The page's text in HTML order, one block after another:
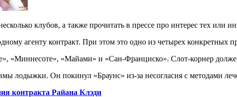
клубов, а также прочитать в прессе про интерес тех или
агенту контракт. При этом это одно из четырех конкретных
«Миннесоте», «Майами» и «Сан-Франциско». Слот-корнер
лодыжки. Он покинул «Браунс» из-за несогласия с методами
контракта Райана Клэди